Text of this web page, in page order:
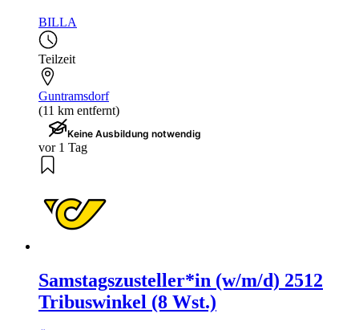
BILLA
Teilzeit
Guntramsdorf
(11 km entfernt)
Keine Ausbildung notwendig
vor 1 Tag
Samstagszusteller*in (w/m/d) 2512
Tribuswinkel (8 Wst.)